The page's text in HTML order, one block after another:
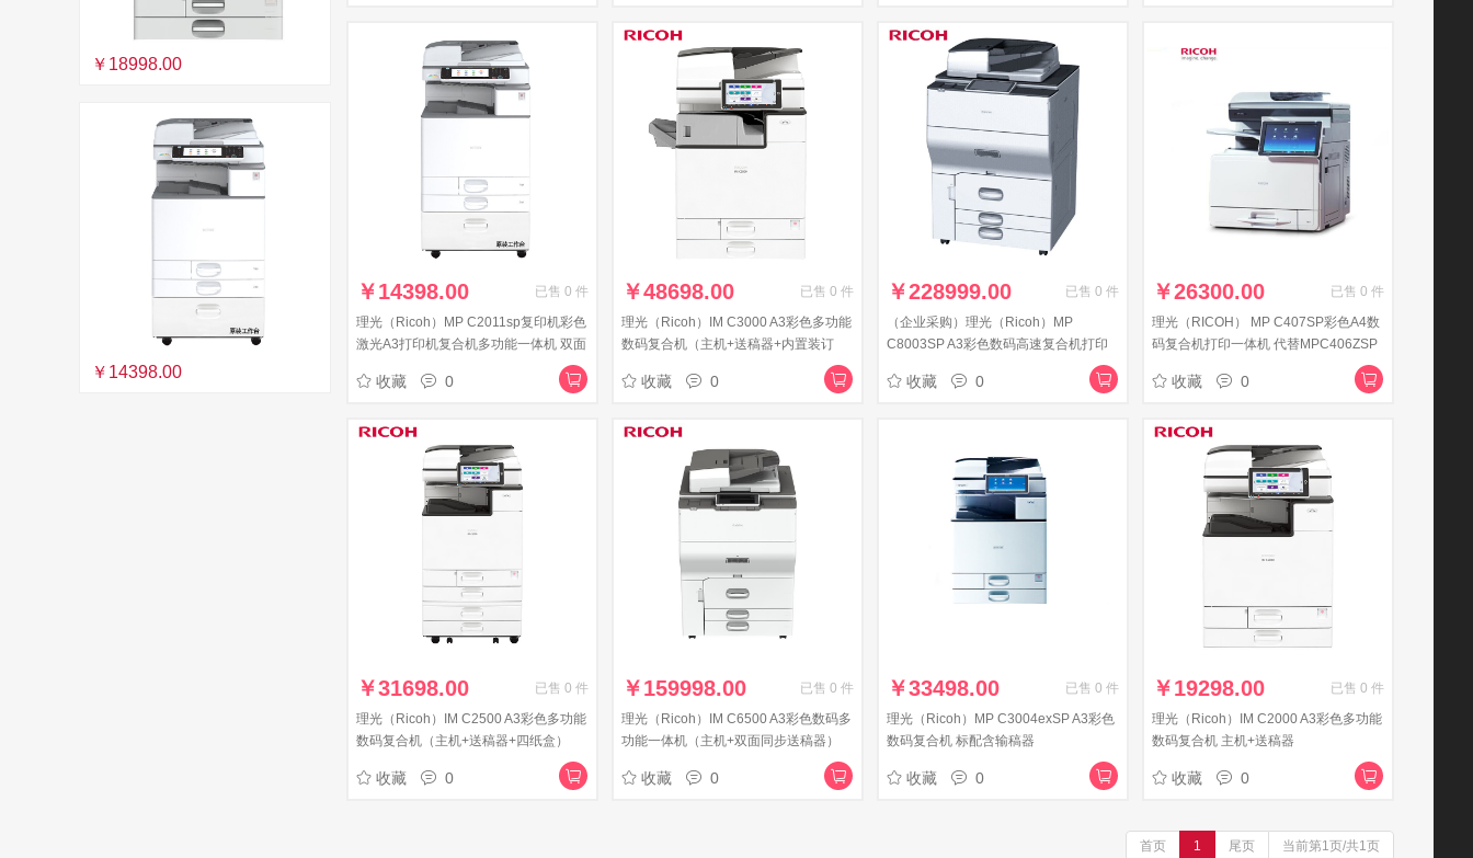
￥18998.00
￥14398.00
￥14398.00 已售 0 件
理光（Ricoh）MP C2011sp复印机彩色
激光A3打印机复合机多功能一体机 双面
收藏 0
￥48698.00 已售 0 件
理光（Ricoh）IM C3000 A3彩色多功能
数码复合机（主机+送稿器+内置装订
收藏 0
￥228999.00 已售 0 件
（企业采购）理光（Ricoh）MP
C8003SP A3彩色数码高速复合机打印
收藏 0
￥26300.00 已售 0 件
理光（RICOH） MP C407SP彩色A4数
码复合机打印一体机 代替MPC406ZSP
收藏 0
￥31698.00 已售 0 件
理光（Ricoh）IM C2500 A3彩色多功能
数码复合机（主机+送稿器+四纸盒）
收藏 0
￥159998.00 已售 0 件
理光（Ricoh）IM C6500 A3彩色数码多
功能一体机（主机+双面同步送稿器）
收藏 0
￥33498.00 已售 0 件
理光（Ricoh）MP C3004exSP A3彩色
数码复合机 标配含输稿器
收藏 0
￥19298.00 已售 0 件
理光（Ricoh）IM C2000 A3彩色多功能
数码复合机 主机+送稿器
收藏 0
首页 1 尾页 当前第1页/共1页